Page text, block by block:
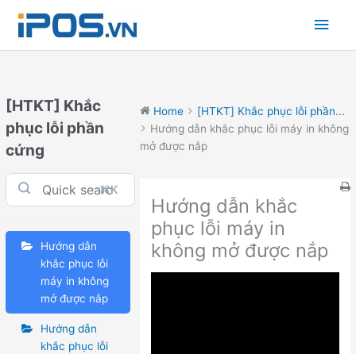
Main
[HTKT] Khắc
phục lỗi phần
cứng
⌘K
Hướng dẫn
khắc phục lỗi
máy in không
mở được nắp
Hướng dẫn
khắc phục lỗi
Home
[HTKT] Khắc phục lỗi phần...
Hướng dẫn khắc phục lỗi máy in không
mở được nắp
Hướng dẫn khắc
phục lỗi máy in
không mở được nắp